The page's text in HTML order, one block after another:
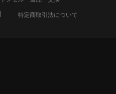
特定商取引法について